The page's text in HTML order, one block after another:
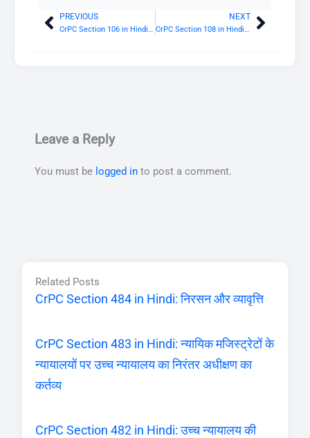
PrevPREVIOUS
CrPC Section 106 in Hindi: सिद्धदोष ठहराए जाने पर परिशांति कायम रखने के लिए प्रतिभूति
NEXT
CrPC Section 108 in Hindi: राजद्रोहात्मक विषय का प्रसार करने वाले व्यक्तियों से सदाचार के लिए प्रतिभूति Next
Leave a Reply
You must be logged in to post a comment.
Related Posts
CrPC Section 484 in Hindi: निरसन और व्यावृत्ति
CrPC Section 483 in Hindi: न्यायिक मजिस्ट्रेटों के
न्यायालयों पर उच्च न्यायालय का निरंतर अधीक्षण का
कर्तव्य
CrPC Section 482 in Hindi: उच्च न्यायालय की